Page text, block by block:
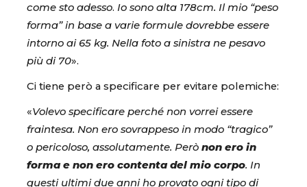
come sto adesso. Io sono alta 178cm. Il mio “peso
forma” in base a varie formule dovrebbe essere
intorno ai 65 kg. Nella foto a sinistra ne pesavo
più di 70».
Ci tiene però a specificare per evitare polemiche:
«Volevo specificare perché non vorrei essere
fraintesa. Non ero sovrappeso in modo “tragico”
o pericoloso, assolutamente. Però non ero in
forma e non ero contenta del mio corpo. In
questi ultimi due anni ho provato ogni tipo di